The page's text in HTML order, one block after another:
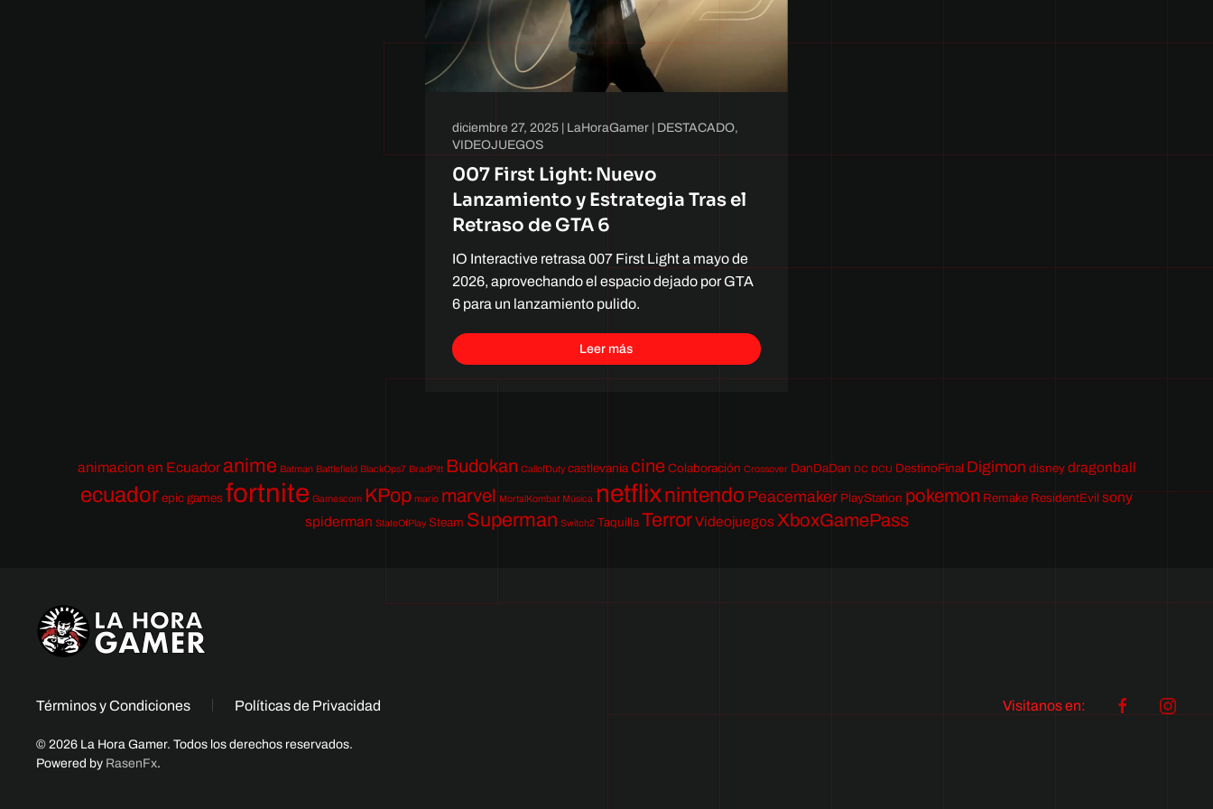
diciembre 27, 2025 | LaHoraGamer | DESTACADO,
VIDEOJUEGOS
007 First Light: Nuevo
Lanzamiento y Estrategia Tras el
Retraso de GTA 6
IO Interactive retrasa 007 First Light a mayo de
2026, aprovechando el espacio dejado por GTA
6 para un lanzamiento pulido.
Leer más
animacion en Ecuador anime Batman Battlefield BlackOps7 BradPitt Budokan CallofDuty castlevania cine Colaboración Crossover DanDaDan DC DCU DestinoFinal Digimon disney dragonball
ecuador epic games fortnite Gamescom KPop mario marvel MortalKombat Música netflixnintendoPeacemaker PlayStation pokemon Remake ResidentEvil sony
spiderman StateOfPlay Steam Superman Switch2 Taquilla Terror Videojuegos XboxGamePass
Términos y Condiciones Políticas de Privacidad Visitanos en:
© 2026 La Hora Gamer. Todos los derechos reservados.
Powered by RasenFx.